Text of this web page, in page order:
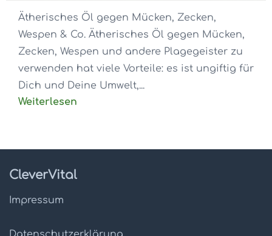
Ätherisches Öl gegen Mücken, Zecken,
Wespen & Co. Ätherisches Öl gegen Mücken,
Zecken, Wespen und andere Plagegeister zu
verwenden hat viele Vorteile: es ist ungiftig für
Dich und Deine Umwelt,...
Weiterlesen
CleverVital
Impressum